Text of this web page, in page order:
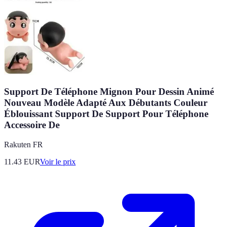
Support De Téléphone Mignon Pour Dessin Animé
Nouveau Modèle Adapté Aux Débutants Couleur
Éblouissant Support De Support Pour Téléphone
Accessoire De
Rakuten FR
11.43 EURVoir le prix